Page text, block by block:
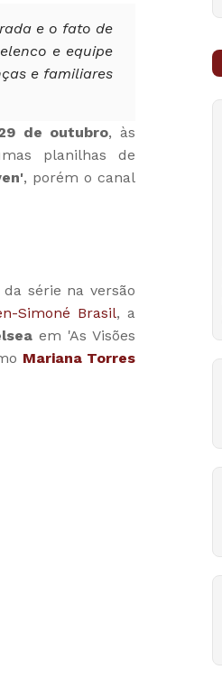
e o fato de
e equipe
e familiares
de outubro, às
planilhas de
, porém o canal
série na versão
Simoné Brasil, a
em 'As Visões
Mariana Torres